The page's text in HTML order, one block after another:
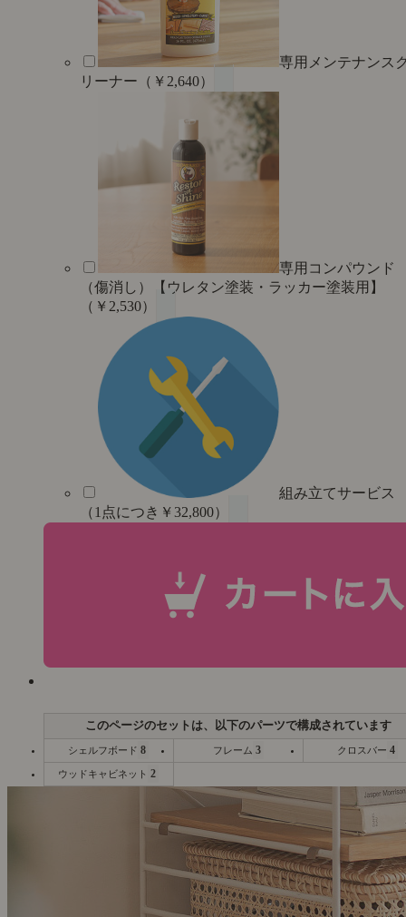
専用メンテナンス
リーナー（￥2,640）
専用コンパウンド
（傷消し）【ウレタン塗装・ラッカー塗装用】
（￥2,530）
組み立てサービス
（1点につき￥32,800）
シェルフボード 8 フレーム 3 クロスバー 4
ウッドキャビネット 2